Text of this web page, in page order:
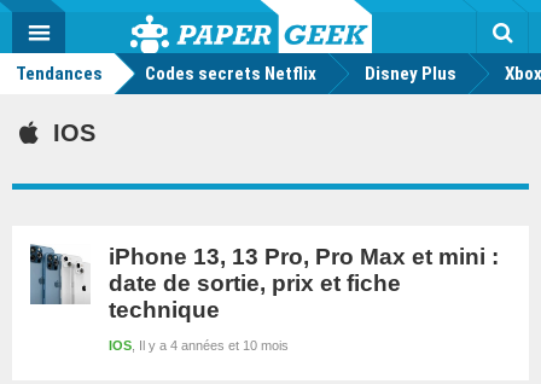
Actu
geek
MENU
Tendances Codes secrets Netflix Disney Plus
IOS
iPhone 13, 13 Pro, Pro Max et mini :
date de sortie, prix et fiche
technique
Il y a 4 années et 10 mois
IOS
Mode
FacebookTwitter Youtube